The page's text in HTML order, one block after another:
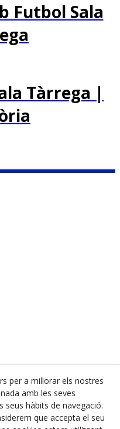
Futbol Sala
Tàrrega |
Tàrrega
per a millorar els nostres
amb les seves
seus hàbits de navegació.
que accepta el seu